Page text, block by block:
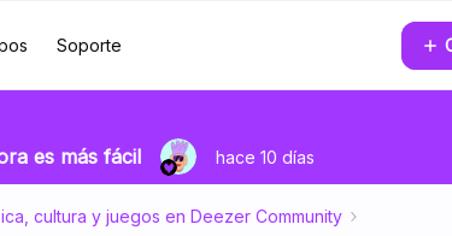
Soporte
es más fácil hace 10 días
cultura y juegos en Deezer Community